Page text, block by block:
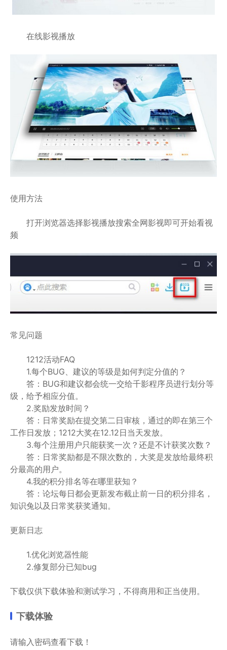
在线影视播放
使用方法
打开浏览器选择影视播放搜索全网影视即可开始看视
频
常见问题
1212活动FAQ
1.每个BUG、建议的等级是如何判定分值的？
答：BUG和建议都会统一交给千影程序员进行划分等
级，给予相应分值。
2.奖励发放时间？
答：日常奖励在提交第二日审核，通过的即在第三个
工作日发放；1212大奖在12.12日当天发放。
3.每个注册用户只能获奖一次？还是不计获奖次数？
答：日常奖励都是不限次数的，大奖是发放给最终积
分最高的用户。
4.我的积分排名等在哪里获知？
答：论坛每日都会更新发布截止前一日的积分排名，
知识兔以及日常奖获奖通知。
更新日志
1.优化浏览器性能
2.修复部分已知bug
下载仅供下载体验和测试学习，不得商用和正当使用。
下载体验
请输入密码查看下载！